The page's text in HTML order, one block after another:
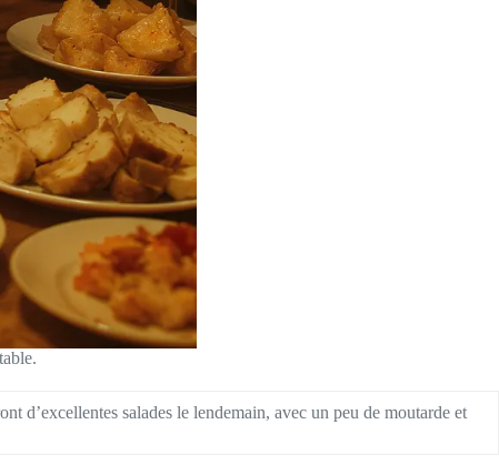
d’excellentes salades le lendemain, avec un peu de moutarde et